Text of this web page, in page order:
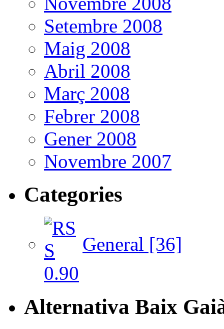
Setembre 2008
Maig 2008
Abril 2008
Març 2008
Febrer 2008
Gener 2008
Novembre 2007
Categories
General [36]
Alternativa Baix